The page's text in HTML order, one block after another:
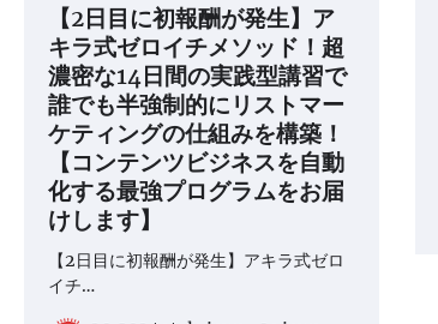
【2日目に初報酬が発生】ア
キラ式ゼロイチメソッド！超
濃密な14日間の実践型講習で
誰でも半強制的にリストマー
ケティングの仕組みを構築！
【コンテンツビジネスを自動
化する最強プログラムをお届
けします】
【2日目に初報酬が発生】アキラ式ゼロ
イチ…